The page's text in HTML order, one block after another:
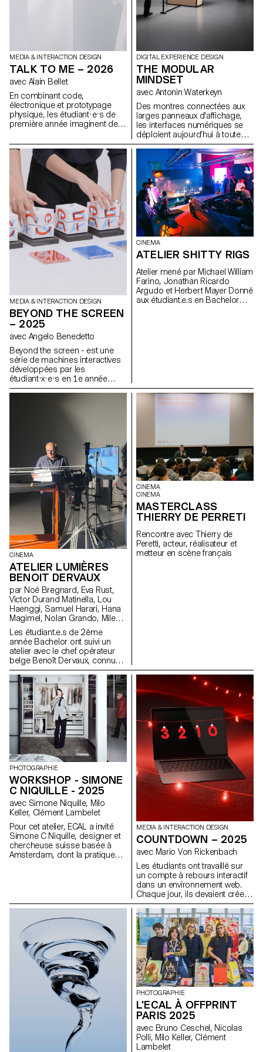
MEDIA & INTERACTION DESIGN
TALK TO ME – 2026
avec Alain Bellet
En combinant code,
électronique et prototypage
physique, les étudiant·e·s de
première année imaginent des
répondent et invitent à
l'interaction, réunis sous le titre
Talk To Me. Utilisant le dialogue
comme terrain de jeu et
s'inspirant des interfaces
conversationnelles, les projets
transforment les objets
physiques en nouvelles formes
d'interaction.
DIGITAL EXPERIENCE DESIGN
THE MODULAR
MINDSET
avec Antonin Waterkeyn
Des montres connectées aux
larges panneaux d'affichage,
les interfaces numériques se
déploient aujourd’hui à toutes
les échelles. Concevoir une
identité visuelle dans ce
contexte implique de penser
des systèmes capables de
s’adapter à des formats, des
usages et des rythmes
multiples. Ce workshop
propose d’explorer la création
d’identités modulaires et
animées pour un label musical
fictif, en s’appuyant sur le
motion design et la logique
procédurale. À l’aide de Cavalry,
des systèmes visuels
dynamiques qui se
transforment selon des règles
précises, tout en conservant
MEDIA & INTERACTION DESIGN
BEYOND THE SCREEN
– 2025
avec Angelo Benedetto
Beyond the screen - est une
série de machines interactives
développées par les
étudiant·x·e·s en 1e année
Bachelor Media & Interaction
travers d'un système
typographique modulaire.
CINEMA
ATELIER SHITTY RIGS
Atelier mené par Michael William
Farino, Jonathan Ricardo
Argudo et Herbert Mayer Donné
aux étudiant.e.s en Bachelor
CINEMA
ATELIER LUMIÈRES
BENOIT DERVAUX
par Noé Bregnard, Eva Rust,
Victor Durand Matinella, Lou
Haenggi, Samuel Harari, Hana
Magimel, Nolan Grando, Mileny
Viera de Andrade, Zélia Zanone
Les étudiant.e.s de 2ème
année Bachelor ont suivi un
atelier avec le chef opérateur
belge Benoît Dervaux, connu
pour son travail sur les films
des frères Dardenne. Il a
notamment signé l'image des
films suisses Laissez-moi de
Maxime Rappaz (2023) et À
bras-le-corps de Marie-Elsa
Sgualdo (2025).
CINEMA
CINEMA
MASTERCLASS
THIERRY DE PERRETI
Rencontre avec Thierry de
Peretti, acteur, réalisateur et
metteur en scène français
PHOTOGRAPHIE
WORKSHOP - SIMONE
C NIQUILLE - 2025
avec Simone Niquille, Milo
Keller, Clément Lambelet
Pour cet atelier, ECAL a invité
Simone C Niquille, designer et
chercheuse suisse basée à
Amsterdam, dont la pratique
représentation des corps et
des objets dans la culture
visuelle contemporaine. À
travers sa plateforme de
recherche Technoflesh, Niquille
examine les infrastructures qui
sous-tendent l’imagerie
numérique (des banques
d’images et bibliothèques
d’objets 3D aux systèmes de
vision automatisée) ainsi que
les présupposés culturels qui y
sont intégrés. Son travail met
en évidence comment les jeux
de données, les logiciels de
rendu et les standards visuels
MEDIA & INTERACTION DESIGN
COUNTDOWN – 2025
avec Mario Von Rickenbach
Les étudiants ont travaillé sur
un compte à rebours interactif
dans un environnement web.
Chaque jour, ils devaient créer
une nouvelle esquisse, ce qui
leur a permis de constituer leur
propre collection, qui pouvait
également être combinée avec
les projets de l'ensemble de la
classe.
PHOTOGRAPHIE
L'ECAL À OFFPRINT
PARIS 2025
avec Bruno Ceschel, Nicolas
Polli, Milo Keller, Clément
Lambelet